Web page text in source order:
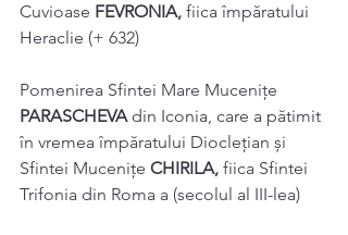
Cuvioase FEVRONIA, fiica împăratului
Heraclie (+ 632)
Pomenirea Sfintei Mare Mucenițe
PARASCHEVA din Iconia, care a pătimit
în vremea împăratului Diocleţian și
Sfintei Mucenițe CHIRILA, fiica Sfintei
Trifonia din Roma a (secolul al III-lea)